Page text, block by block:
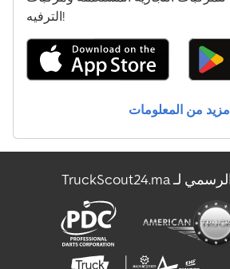
الترفيه!
مزيد من المعلومات